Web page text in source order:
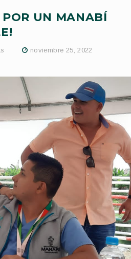
UN MANABÍ
noviembre 25, 2022